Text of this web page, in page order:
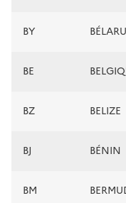
BY
BE
BZ BELIZE
BJ BÉNIN
BM